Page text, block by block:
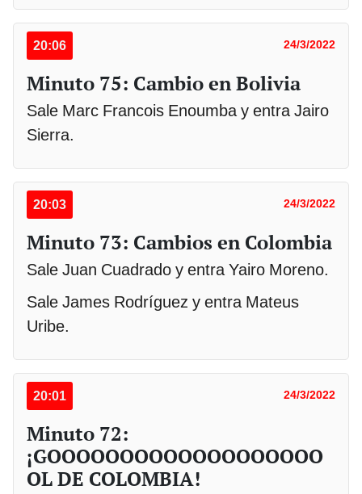
20:06 24/3/2022
Minuto 75: Cambio en Bolivia
Sale Marc Francois Enoumba y entra Jairo
Sierra.
20:03 24/3/2022
Minuto 73: Cambios en Colombia
Sale Juan Cuadrado y entra Yairo Moreno.
Sale James Rodríguez y entra Mateus
Uribe.
20:01 24/3/2022
Minuto 72:
¡GOOOOOOOOOOOOOOOOOOO
OL DE COLOMBIA!